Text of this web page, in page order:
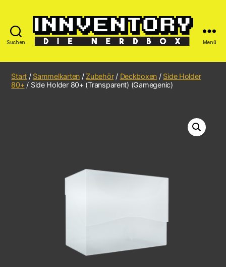
Suchen Menü
Start / Sammelkarten / Zubehör/ Deckboxen / Side Holder
80+ / Side Holder 80+ (Transparent) (Gamegenic)